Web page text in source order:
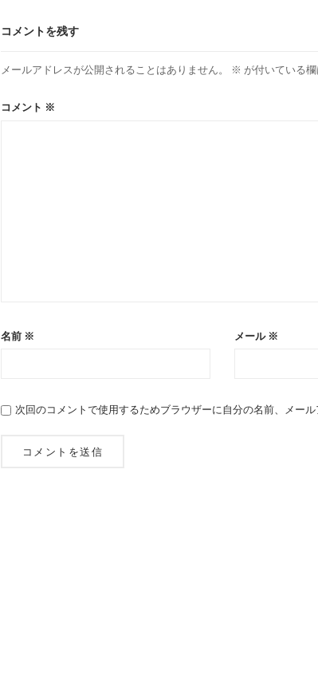
ン
コメントを残す
メールアドレスが公開されることはありません。 ※ が付いている
コメント ※
名前 ※ メール ※
次回のコメントで使用するためブラウザーに自分の名前、メール